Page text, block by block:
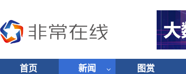
首页 新闻 图赏